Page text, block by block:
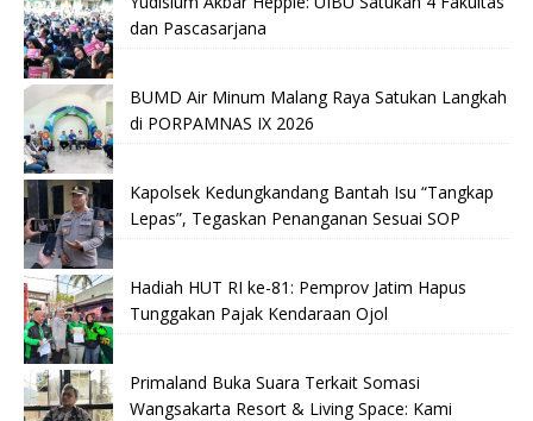
dan Pascasarjana
BUMD Air Minum Malang Raya Satukan Langkah
di PORPAMNAS IX 2026
Kapolsek Kedungkandang Bantah Isu “Tangkap
Lepas”, Tegaskan Penanganan Sesuai SOP
Hadiah HUT RI ke-81: Pemprov Jatim Hapus
Tunggakan Pajak Kendaraan Ojol
Primaland Buka Suara Terkait Somasi
Wangsakarta Resort & Living Space: Kami